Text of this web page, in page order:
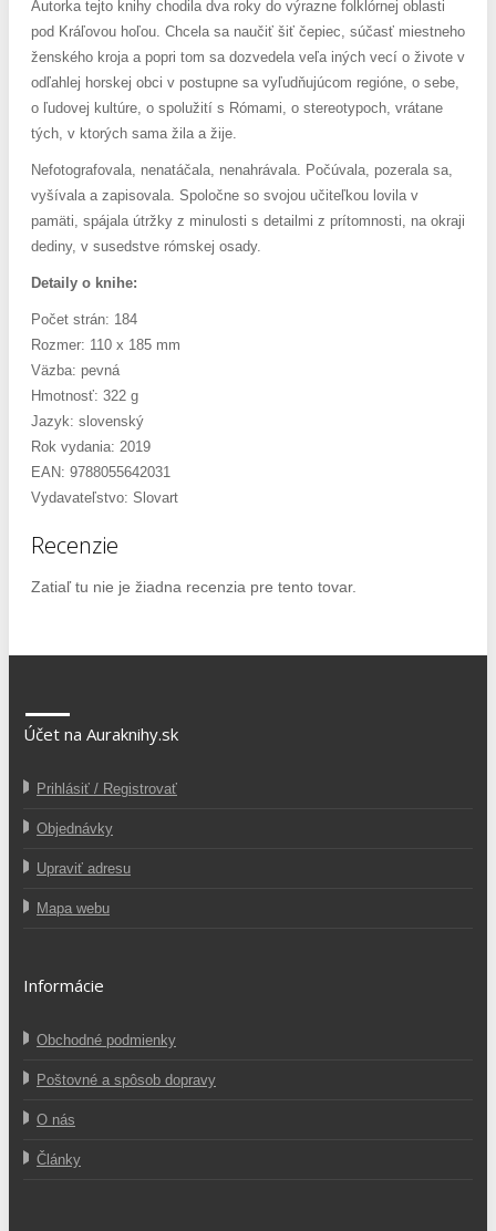
Autorka tejto knihy chodila dva roky do výrazne folklórnej oblasti
pod Kráľovou hoľou. Chcela sa naučiť šiť čepiec, súčasť miestneho
ženského kroja a popri tom sa dozvedela veľa iných vecí o živote v
odľahlej horskej obci v postupne sa vyľudňujúcom regióne, o sebe,
o ľudovej kultúre, o spolužití s Rómami, o stereotypoch, vrátane
tých, v ktorých sama žila a žije.
Nefotografovala, nenatáčala, nenahrávala. Počúvala, pozerala sa,
vyšívala a zapisovala. Spoločne so svojou učiteľkou lovila v
pamäti, spájala útržky z minulosti s detailmi z prítomnosti, na okraji
dediny, v susedstve rómskej osady.
Detaily o knihe:
Počet strán: 184
Rozmer: 110 x 185 mm
Väzba: pevná
Hmotnosť: 322 g
Jazyk: slovenský
Rok vydania: 2019
EAN: 9788055642031
Vydavateľstvo: Slovart
Recenzie
Zatiaľ tu nie je žiadna recenzia pre tento tovar.
Účet na Auraknihy.sk
Prihlásiť / Registrovať
Objednávky
Upraviť adresu
Mapa webu
Informácie
Obchodné podmienky
Poštovné a spôsob dopravy
O nás
Články